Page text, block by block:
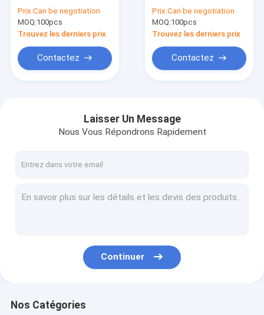
d'extension de ROHS
USB 1,5 M
Prix:Can be negotiation
MOQ:100pcs
Trouvez les derniers prix
Contactez
d'extension micro de
puissance d'Usb
d'OD4.5 AWM2725
Prix:Can be negotiation
MOQ:100pcs
Trouvez les derniers prix
Contactez
Laisser Un Message
Nous Vous Répondrons Rapidement
Continuer
Nos Catégories